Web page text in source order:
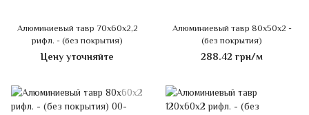
Алюминиевый тавр 70х60х2,2
рифл. - (без покрытия)
Цену уточняйте
Алюминиевый тавр 80х50х2 -
(без покрытия)
288.42 грн/м